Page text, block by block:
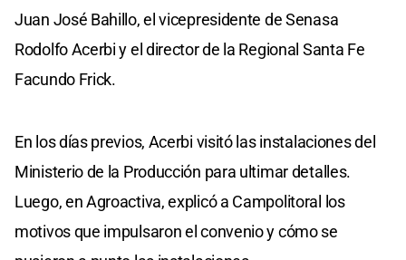
Juan José Bahillo, el vicepresidente de Senasa
Rodolfo Acerbi y el director de la Regional Santa Fe
Facundo Frick.
En los días previos, Acerbi visitó las instalaciones del
Ministerio de la Producción para ultimar detalles.
Luego, en Agroactiva, explicó a Campolitoral los
motivos que impulsaron el convenio y cómo se